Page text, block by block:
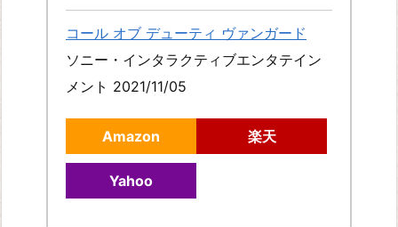
コール オブ デューティ ヴァンガード
ソニー・インタラクティブエンタテイン
メント 2021/11/05
Amazon 楽天
Yahoo